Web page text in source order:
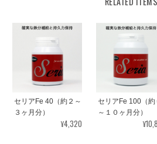
セリアFe 40（約２～
３ヶ月分）
¥4,320
セリアFe 100（約
～１０ヶ月分）